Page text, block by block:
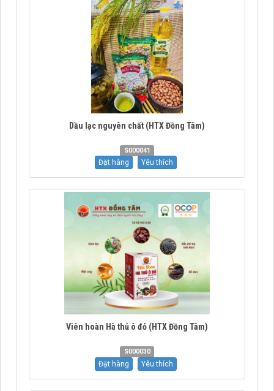
Dầu lạc nguyên chất (HTX Đồng Tâm)
S000041
Đặt hàng Yêu thích
Viên hoàn Hà thủ ô đỏ (HTX Đồng Tâm)
S000030
Đặt hàng Yêu thích